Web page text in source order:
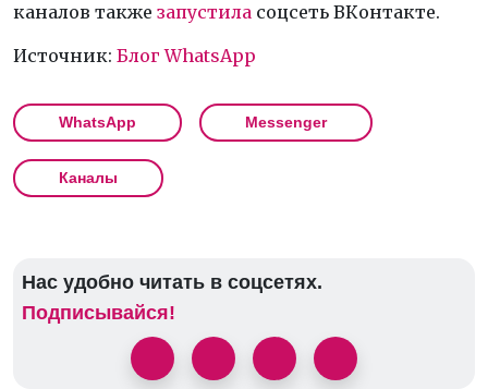
каналов также запустила соцсеть ВКонтакте.
Источник: Блог WhatsApp
WhatsApp Messenger
Каналы
Нас удобно читать в соцсетях.
Подписывайся!